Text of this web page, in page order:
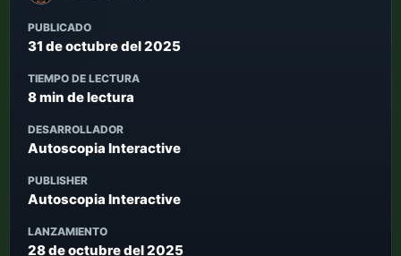
PUBLICADO
31 de octubre del 2025
TIEMPO DE LECTURA
8 min de lectura
DESARROLLADOR
Autoscopia Interactive
PUBLISHER
Autoscopia Interactive
LANZAMIENTO
28 de octubre del 2025